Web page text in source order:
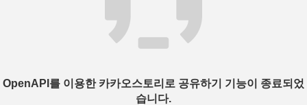
OpenAPI를 이용한 카카오스토리로 공유하기 기능이 종료되었
습니다.